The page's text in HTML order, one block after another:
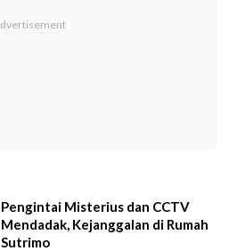
Pengintai Misterius dan CCTV
Mendadak, Kejanggalan di Rumah
Sutrimo